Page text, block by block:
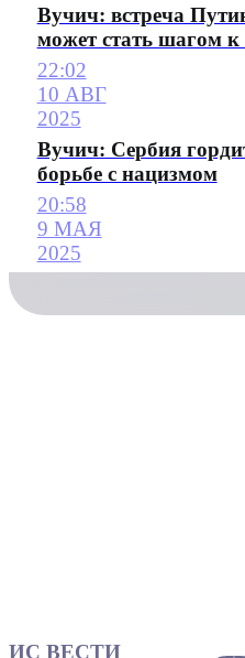
Вучич: встреча
может стать шагом
22:02
10 АВГ
2025
Вучич: Сербия
борьбе с нацизмом
20:58
9 МАЯ
2025
ИС ВЕСТИ